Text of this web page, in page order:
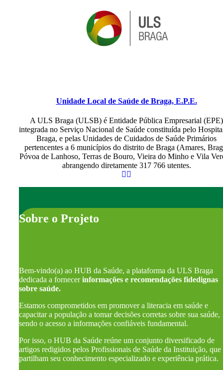
Unidade Local de Saúde de Braga, E.P.E.
A ULS Braga (ULSB) é Entidade Pública Empresarial (EPE)
integrada no Serviço Nacional de Saúde constituída pelo
Braga, e pelas Unidades de Cuidados de Saúde Primários
pertencentes a 6 municípios do distrito de Braga (Amares,
Póvoa de Lanhoso, Terras de Bouro, Vieira do Minho e Vila
abrangendo diretamente 317 766 utentes.
Sobre o Projeto
Bem-vindo(a) ao HUB da Saúde, a plataforma da ULS Braga
dedicada a fornecerinformações e recomendações fidedignas
sobre saúde.
Estamos comprometidos em promover a literacia em saúde e
capacitar a população a tomar decisões corretas sobre sua saúde,
sendo o acesso a informações confiáveis fundamental.
Por isso, o HUB da Saúde reúne um conjunto diversificado de
artigos redigidos pelos Profissionais de Saúde da Instituição, que
partilham seu conhecimento especializado e experiência prática.